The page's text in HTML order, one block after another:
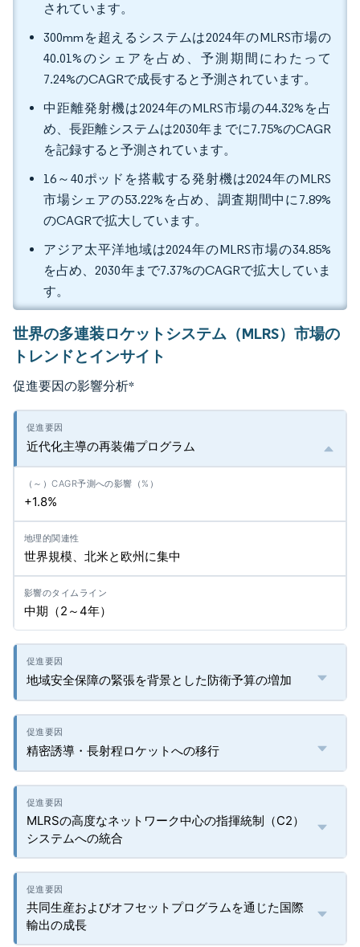
されています。
300mmを超えるシステムは2024年のMLRS市場の
40.01%のシェアを占め、予測期間にわたって
7.24%のCAGRで成長すると予測されています。
中距離発射機は2024年のMLRS市場の44.32%を占
め、長距離システムは2030年までに7.75%のCAGR
を記録すると予測されています。
16～40ポッドを搭載する発射機は2024年のMLRS
市場シェアの53.22%を占め、調査期間中に7.89%
のCAGRで拡大しています。
アジア太平洋地域は2024年のMLRS市場の34.85%
を占め、2030年まで7.37%のCAGRで拡大していま
す。
世界の多連装ロケットシステム（MLRS）市場の
トレンドとインサイト
促進要因の影響分析*
近代化主導の再装備プログラム
+1.8%
世界規模、北米と欧州に集中
中期（2～4年）
地域安全保障の緊張を背景とした防衛予算の増加
精密誘導・長射程ロケットへの移行
MLRSの高度なネットワーク中心の指揮統制（C2）
システムへの統合
共同生産およびオフセットプログラムを通じた国際
輸出の成長